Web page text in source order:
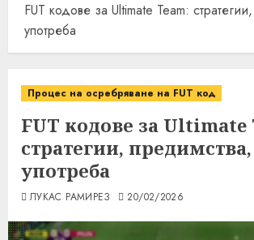
FUT кодове за Ultimate Team:
употреба
Процес на осребряване на FUT код
FUT кодове за Ultimate
стратегии, предимства,
употреба
ЛУКАС РАМИРЕЗ 20/02/2026